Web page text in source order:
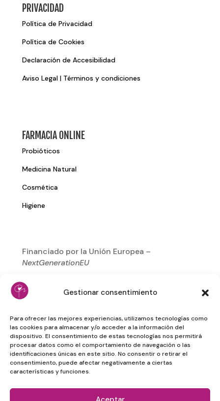
Gestionar consentimiento
Para ofrecer las mejores experiencias, utilizamos tecnologías como
las cookies para almacenar y/o acceder a la información del
dispositivo. El consentimiento de estas tecnologías nos permitirá
procesar datos como el comportamiento de navegación o las
identificaciones únicas en este sitio. No consentir o retirar el
consentimiento, puede afectar negativamente a ciertas
características y funciones.
PRIVACIDAD
Política de Privacidad
Política de Cookies
Declaración de Accesibilidad
Aviso Legal | Términos y condiciones
FARMACIA ONLINE
Probióticos
Medicina Natural
Cosmética
Higiene
Financiado por la Unión Europea –
NextGenerationEU